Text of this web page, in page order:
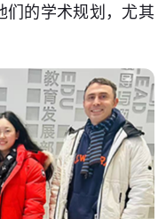
们的学术规划，尤其